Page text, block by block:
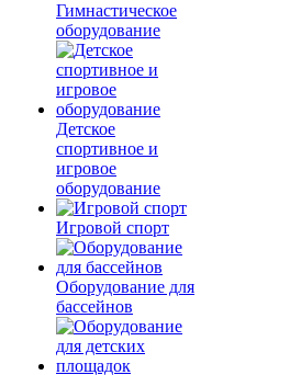
Гимнастическое
оборудование
Детское
спортивное и
игровое
оборудование
Игровой спорт
Оборудование для
бассейнов